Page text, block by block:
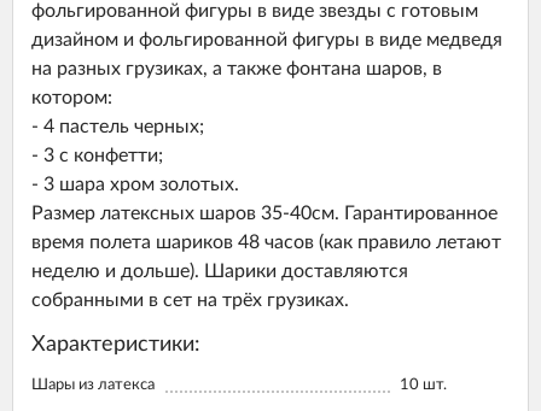
фольгированной фигуры в виде звезды с готовым
дизайном и фольгированной фигуры в виде медведя
на разных грузиках, а также фонтана шаров, в
котором:
- 4 пастель черных;
- 3 с конфетти;
- 3 шара хром золотых.
Размер латексных шаров 35-40см. Гарантированное
время полета шариков 48 часов (как правило летают
неделю и дольше). Шарики доставляются
собранными в сет на трёх грузиках.
Характеристики:
Шары из латекса 10 шт.